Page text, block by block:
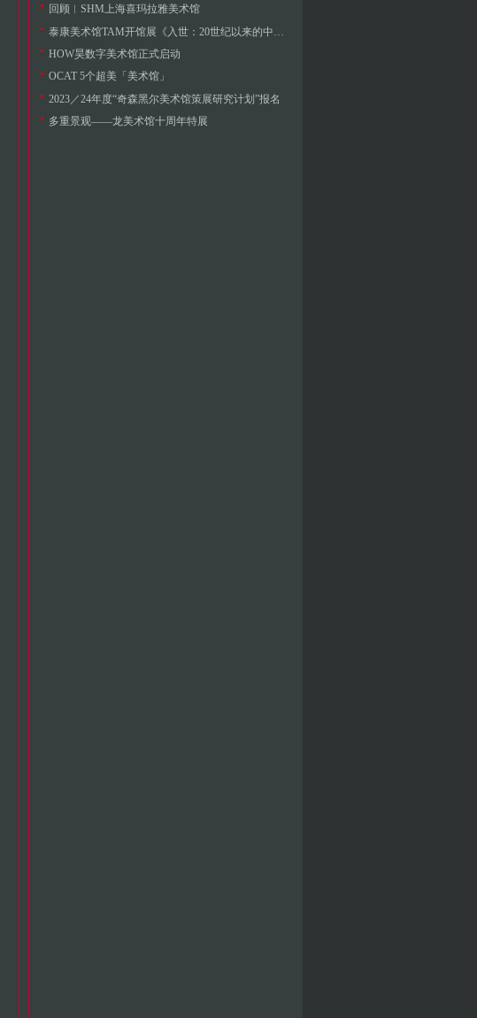
回顾︱SHM上海喜玛拉雅美术馆
HOW昊数字美术馆正式启动
OCAT 5个超美「美术馆」
2023／24年度“奇森黑尔美术馆策展研究计划”报名
多重景观——龙美术馆十周年特展